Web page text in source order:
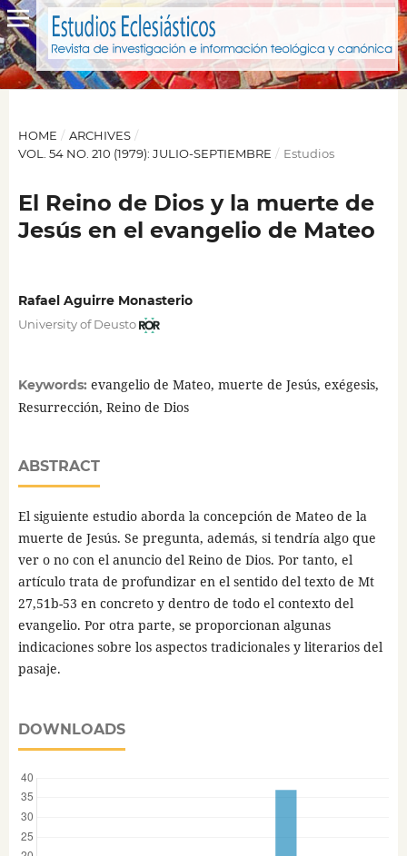
HOME / ARCHIVES /
VOL. 54 NO. 210 (1979): JULIO-SEPTIEMBRE / Estudios
El Reino de Dios y la muerte de
Jesús en el evangelio de Mateo
Rafael Aguirre Monasterio
University of Deusto
Keywords: evangelio de Mateo, muerte de Jesús, exégesis,
Resurrección, Reino de Dios
ABSTRACT
El siguiente estudio aborda la concepción de Mateo de la
muerte de Jesús. Se pregunta, además, si tendría algo que
ver o no con el anuncio del Reino de Dios. Por tanto, el
artículo trata de profundizar en el sentido del texto de Mt
27,51b-53 en concreto y dentro de todo el contexto del
evangelio. Por otra parte, se proporcionan algunas
indicaciones sobre los aspectos tradicionales y literarios del
pasaje.
DOWNLOADS